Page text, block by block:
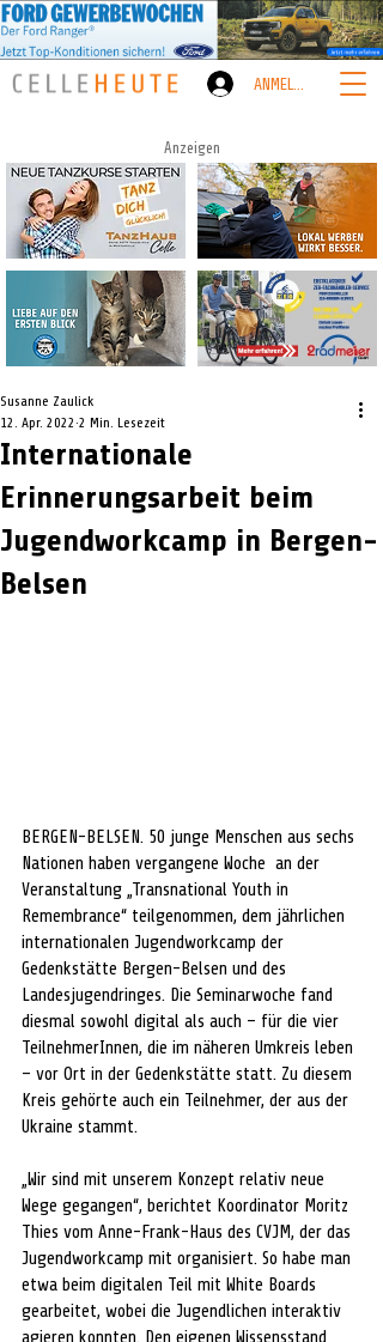
ANMELDEN
Anzeigen
Internationale
Erinnerungsarbeit beim
Jugendworkcamp in Bergen-
Belsen
Susanne Zaulick
12. Apr. 2022 2 Min. Lesezeit
BERGEN-BELSEN. 50 junge Menschen aus sechs
Nationen haben vergangene Woche  an der
Veranstaltung „Transnational Youth in
Remembrance“ teilgenommen, dem jährlichen
internationalen Jugendworkcamp der
Gedenkstätte Bergen-Belsen und des
Landesjugendringes. Die Seminarwoche fand
diesmal sowohl digital als auch – für die vier
TeilnehmerInnen, die im näheren Umkreis leben
– vor Ort in der Gedenkstätte statt. Zu diesem
Kreis gehörte auch ein Teilnehmer, der aus der
Ukraine stammt.
„Wir sind mit unserem Konzept relativ neue
Wege gegangen“, berichtet Koordinator Moritz
Thies vom Anne-Frank-Haus des CVJM, der das
Jugendworkcamp mit organisiert. So habe man
etwa beim digitalen Teil mit White Boards
gearbeitet, wobei die Jugendlichen interaktiv
agieren konnten. Den eigenen Wissensstand